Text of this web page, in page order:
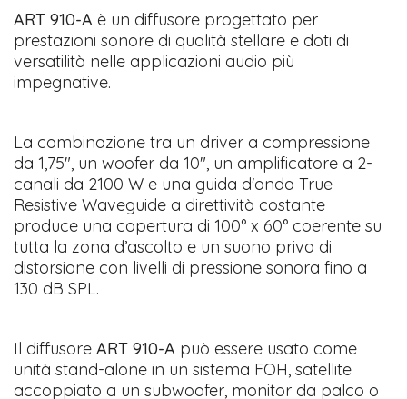
ART 910-A è un diffusore progettato per
prestazioni sonore di qualità stellare e doti di
versatilità nelle applicazioni audio più
impegnative.
La combinazione tra un driver a compressione
da 1,75", un woofer da 10", un amplificatore a 2-
canali da 2100 W e una guida d'onda True
Resistive Waveguide a direttività costante
produce una copertura di 100° x 60° coerente su
tutta la zona d’ascolto e un suono privo di
distorsione con livelli di pressione sonora fino a
130 dB SPL.
Il diffusoreART 910-A può essere usato come
unità stand-alone in un sistema FOH, satellite
accoppiato a un subwoofer, monitor da palco o